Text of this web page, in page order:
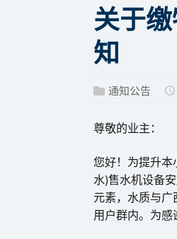
关于
知
通知公告
尊敬的业主：
您好！为提升
水)售水机设备
元素，水质与
用户群内。为感